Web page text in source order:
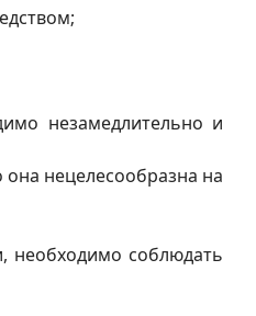
незамедлительно и
нецелесообразна на
необходимо соблюдать